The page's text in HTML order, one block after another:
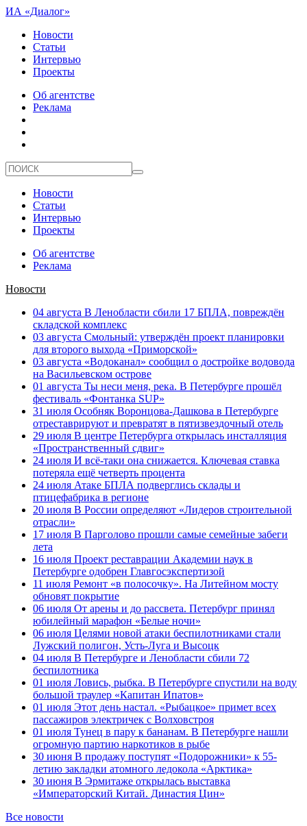
ИА «Диалог»
Новости
Статьи
Интервью
Проекты
Об агентстве
Реклама
Новости
Статьи
Интервью
Проекты
Об агентстве
Реклама
Новости
04 августа В Ленобласти сбили 17 БПЛА, повреждён
складской комплекс
03 августа Смольный: утверждён проект планировки
для второго выхода «Приморской»
03 августа «Водоканал» сообщил о достройке водовода
на Васильевском острове
01 августа Ты неси меня, река. В Петербурге прошёл
фестиваль «Фонтанка SUP»
31 июля Особняк Воронцова-Дашкова в Петербурге
отреставрируют и превратят в пятизвездочный отель
29 июля В центре Петербурга открылась инсталляция
«Пространственный сдвиг»
24 июля И всё-таки она снижается. Ключевая ставка
потеряла ещё четверть процента
24 июля Атаке БПЛА подверглись склады и
птицефабрика в регионе
20 июля В России определяют «Лидеров строительной
отрасли»
17 июля В Парголово прошли самые семейные забеги
лета
16 июля Проект реставрации Академии наук в
Петербурге одобрен Главгосэкспертизой
11 июля Ремонт «в полосочку». На Литейном мосту
обновят покрытие
06 июля От арены и до рассвета. Петербург принял
юбилейный марафон «Белые ночи»
06 июля Целями новой атаки беспилотниками стали
Лужский полигон, Усть-Луга и Высоцк
04 июля В Петербурге и Ленобласти сбили 72
беспилотника
01 июля Ловись, рыбка. В Петербурге спустили на воду
большой траулер «Капитан Ипатов»
01 июля Этот день настал. «Рыбацкое» примет всех
пассажиров электричек с Волховстроя
01 июля Тунец в пару к бананам. В Петербурге нашли
огромную партию наркотиков в рыбе
30 июня В продажу поступят «Подорожники» к 55-
летию закладки атомного ледокола «Арктика»
30 июня В Эрмитаже открылась выставка
«Императорский Китай. Династия Цин»
Все новости